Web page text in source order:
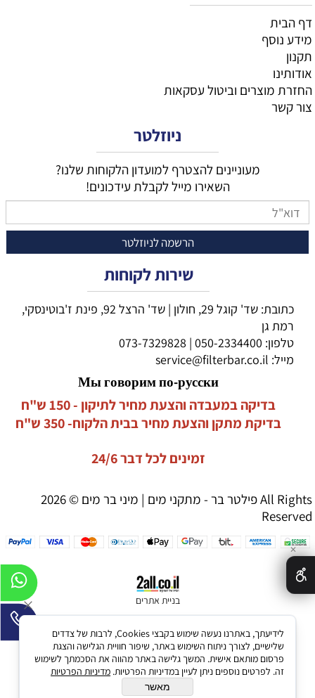
דף הבית
מידע נוסף
תקנון
אודותינו
החזרת מוצרים וביטול עסקאות
צור קשר
ניוזלטר
מעוניינים להצטרף למועדון הלקוחות שלנו?
השאירו מייל לקבלת עידכונים!
שירות לקוחות
כתובת: שד' קוגל 29, חולון | שד' הרצל 92, פינת ז'בוטינסקי,
רמת גן
טלפון: 050-2334400
|
073-7329828
מייל: service@filterbar.co.il
Мы говорим по-русски
בדיקה במעבדה והצעת מחיר לתיקון - 150 ש"ח
בדיקת מתקן והצעת מחיר בבית הלקוח- 350 ש"ח
זמינים לכל דבר 24/6
Reserved
בניית אתרים
✕
לידיעתך, באתרנו נעשה שימוש בקבצי Cookies, לרבות של צדדים
שלישיים, לצורך ניתוח השימוש באתר, שיפור חוויית הגלישה והצגת
פרסום מותאם אישית. המשך גלישה באתר מהווה את הסכמתך לשימוש
זה. לפרטים נוספים ניתן לעיין במדיניות הפרטיות. מדיניות הפרטיות
מאשר